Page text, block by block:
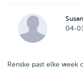
04-
Renske past elke week